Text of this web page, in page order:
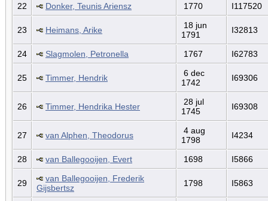
22 Donker, Teunis Ariensz 1770 I117520
23 Heimans, Arike
18 jun
1791
I32813
24 Slagmolen, Petronella 1767 I62783
25 Timmer, Hendrik
6 dec
1742
I69306
26 Timmer, Hendrika Hester
28 jul
1745
I69308
27 van Alphen, Theodorus
4 aug
1798
I4234
28 van Ballegooijen, Evert 1698 I5866
29
van Ballegooijen, Frederik
Gijsbertsz
1798 I5863